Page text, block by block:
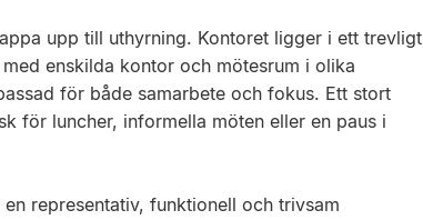
upp till uthyrning. Kontoret ligger i ett trevligt
enskilda kontor och mötesrum i olika
för både samarbete och fokus. Ett stort
för luncher, informella möten eller en paus i
representativ, funktionell och trivsam